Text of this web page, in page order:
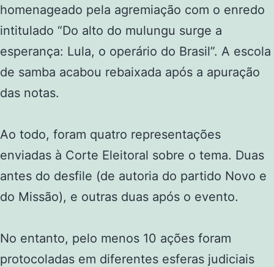
homenageado pela agremiação com o enredo
intitulado “Do alto do mulungu surge a
esperança: Lula, o operário do Brasil”. A escola
de samba acabou rebaixada após a apuração
das notas.
Ao todo, foram quatro representações
enviadas à Corte Eleitoral sobre o tema. Duas
antes do desfile (de autoria do partido Novo e
do Missão), e outras duas após o evento.
No entanto, pelo menos 10 ações foram
protocoladas em diferentes esferas judiciais